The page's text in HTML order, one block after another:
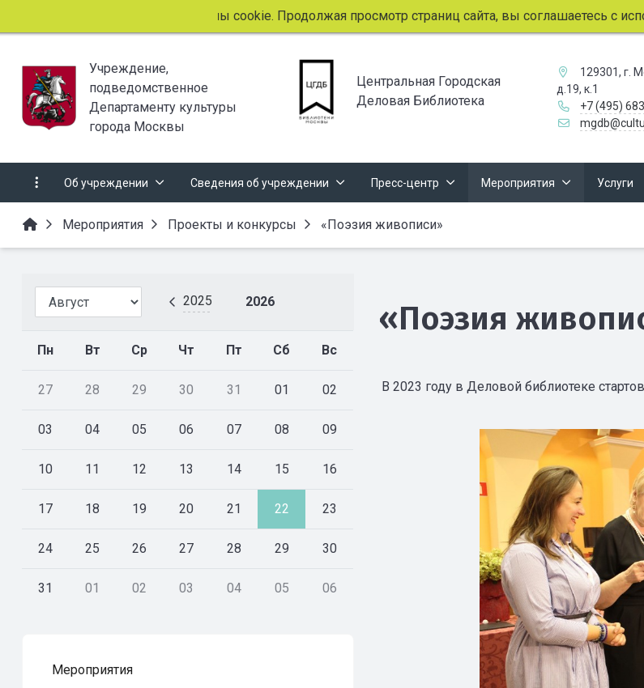
Этот сайт использует файлы cookie. Продолжая просмотр страниц сайта, вы соглашаетесь с
Учреждение,
подведомственное
Департаменту культуры
города Москвы
Центральная Городская
Деловая Библиотека
129301, г.
д.19, к.1
+7 (495)
Об учреждении Сведения об учреждении Пресс-центр Мероприятия Услуги
Мероприятия Проекты и конкурсы «Поэзия живописи»
2025 2026
Пн Вт Ср Чт Пт Сб Вс
27 28 29 30 31 01 02
03 04 05 06 07 08 09
10 11 12 13 14 15 16
17 18 19 20 21 22 23
24 25 26 27 28 29 30
31 01 02 03 04 05 06
Мероприятия
«Поэзия
В 2023 году в Деловой библиотеке